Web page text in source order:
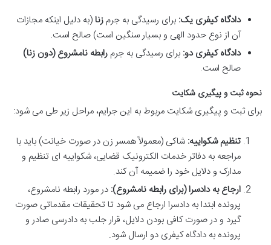
دادگاه کیفری یک: برای رسیدگی به جرم زنا(به دلیل اینکه مجازات
آن از نوع حدود الهی و بسیار سنگین است) صالح است.
دادگاه کیفری دو: برای رسیدگی به جرم رابطه نامشروع (دون زنا)
صالح است.
نحوه ثبت و پیگیری شکایت
برای ثبت و پیگیری شکایت مربوط به این جرایم، مراحل زیر طی می شود:
تنظیم شکواییه: شاکی (معمولاً همسر زن در صورت خیانت) باید با
مراجعه به دفاتر خدمات الکترونیک قضایی، شکواییه ای تنظیم و
مدارک و دلایل خود را ضمیمه آن کند.
ارجاع به دادسرا (برای رابطه نامشروع): در مورد رابطه نامشروع،
پرونده ابتدا به دادسرا ارجاع می شود تا تحقیقات مقدماتی صورت
گیرد و در صورت کافی بودن دلایل، قرار جلب به دادرسی صادر و
پرونده به دادگاه کیفری دو ارسال شود.